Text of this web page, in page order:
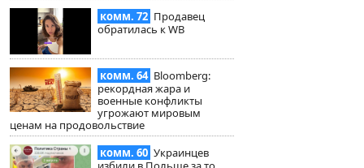
комм. 72 Продавец
обратилась к WB
комм. 64 Bloomberg:
рекордная жара и
военные конфликты
угрожают мировым
ценам на продовольствие
комм. 60 Украинцев